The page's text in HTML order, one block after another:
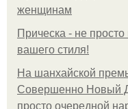
женщинам
Прическа - не
вашего стиля!
На шанхайской
Совершенно Новый
просто очередной